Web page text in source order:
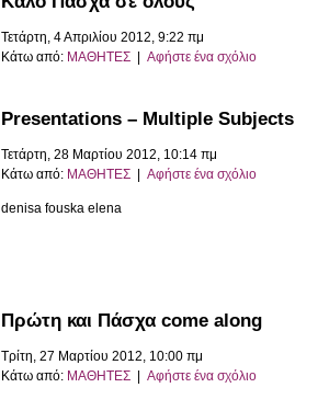
Τετάρτη, 4 Απριλίου 2012, 9:22 πμ
Κάτω από: ΜΑΘΗΤΕΣ |Αφήστε ένα σχόλιο
Presentations – Multiple Subjects
Τετάρτη, 28 Μαρτίου 2012, 10:14 πμ
Κάτω από: ΜΑΘΗΤΕΣ |Αφήστε ένα σχόλιο
denisa fouska elena
Πρώτη και Πάσχα come along
Τρίτη, 27 Μαρτίου 2012, 10:00 πμ
Κάτω από: ΜΑΘΗΤΕΣ |Αφήστε ένα σχόλιο